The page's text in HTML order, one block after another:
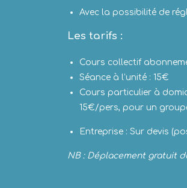
Avec la possibilité de
Les tarifs :
Cours collectif
Séance à l’unité : 15€
Cours particulier à
15€/pers, pour un
Entreprise : Sur devis
NB : Déplacement gratuit